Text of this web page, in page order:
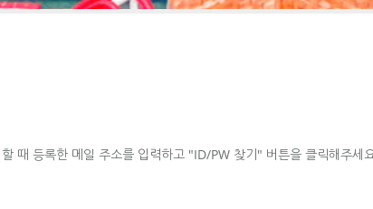
때 등록한 메일 주소를 입력하고 "ID/PW 찾기" 버튼을 클릭해주세